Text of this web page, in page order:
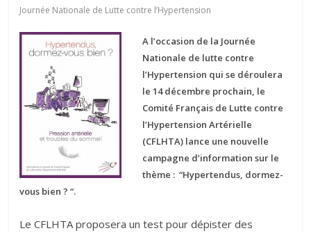
Journée Nationale de Lutte contre l’Hypertension
A l’occasion de la Journée
Nationale de lutte contre
l’Hypertension qui se déroulera
le 14 décembre prochain, le
Comité Français de Lutte contre
l’Hypertension Artérielle
(CFLHTA) lance une nouvelle
campagne d’information sur le
thème : “Hypertendus, dormez-
vous bien ? “.
Le CFLHTA proposera un test pour dépister des